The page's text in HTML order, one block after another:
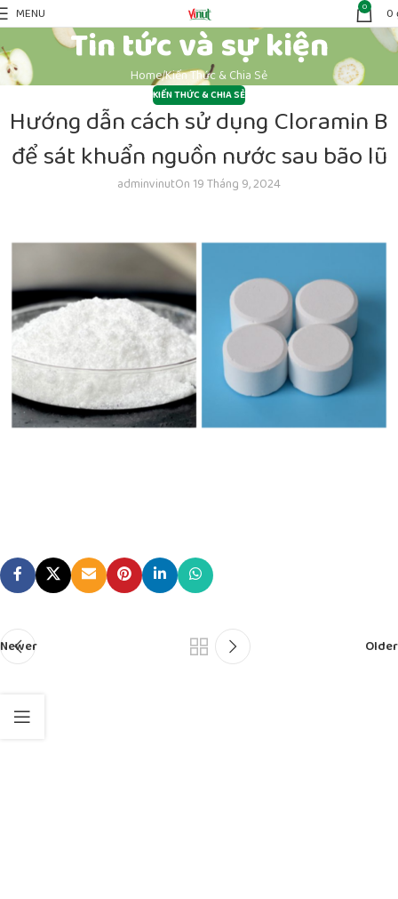
MENU 0 0
Tin tức và sự kiện
HomeKiến Thức & Chia Sẻ
KIẾN THỨC & CHIA SẺ
Hướng dẫn cách sử dụng Cloramin B
để sát khuẩn nguồn nước sau bão lũ
adminvinutOn 19 Tháng 9, 2024
Newer Older